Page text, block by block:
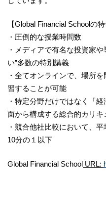
【Global Financial Schoolの特
・圧倒的な授業時間数
・メディアで有名な投資家
い”多数の特別講義
・全てオンラインで、場所
習することが可能
・特定分野だけではなく「
面から構成する総合的カリキ
・競合他社比較において、
10分の１以下
Global Financial School URL: